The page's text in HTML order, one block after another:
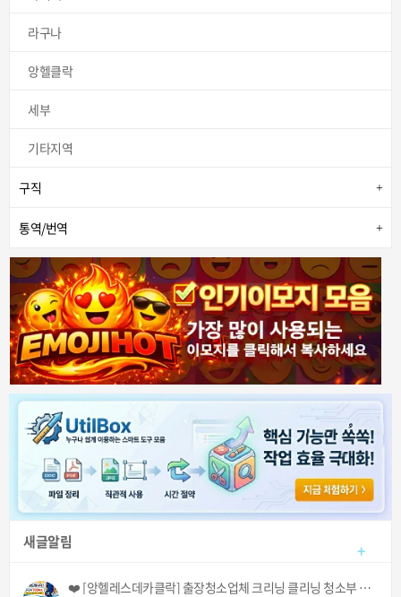
라구나
앙헬클락
세부
기타지역
구직
통역/번역
+
새글알림
❤️ [앙헬레스데카클락] 출장청소업체 크리닝 클리닝 청소부 아떼 아줌마 서비스! (기본 3시간에 700페소!) ❤️